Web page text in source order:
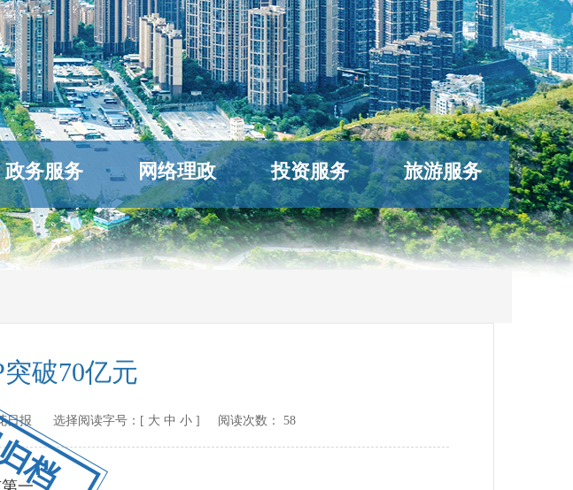
档
政务服务 网络理政 投资服务 旅游服务
破70亿元
日报 选择阅读字号：[ 大 中 小] 阅读次数： 58
一